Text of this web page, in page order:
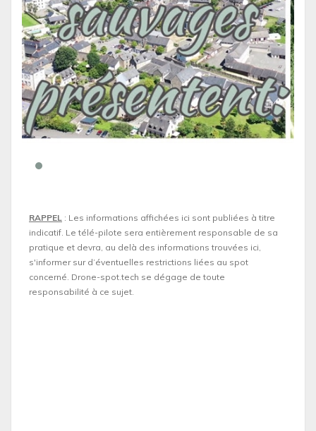
RAPPEL : Les informations affichées ici sont publiées à titre
indicatif. Le télé-pilote sera entièrement responsable de sa
pratique et devra, au delà des informations trouvées ici,
s'informer sur d’éventuelles restrictions liées au spot
concerné. Drone-spot.tech se dégage de toute
responsabilité à ce sujet.